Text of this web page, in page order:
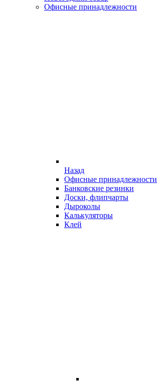
Офисные принадлежности
Назад
Офисные принадлежности
Банковские резинки
Доски, флипчарты
Дыроколы
Калькуляторы
Клей